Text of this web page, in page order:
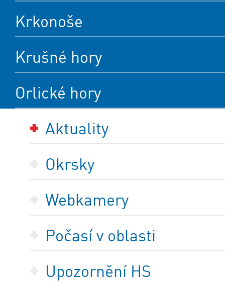
Krkonoše
Krušné hory
Orlické hory
Aktuality
Okrsky
Webkamery
Počasí v oblasti
Upozornění HS